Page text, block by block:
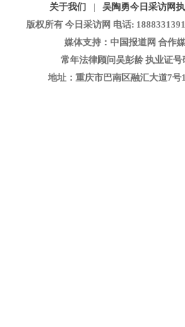
关于我们 |
吴陶勇今日采访网
版权所有 今日采访网 电话:
媒体支持：中国报道网 合作
常年法律顾问吴彭龄 执业证
地址：重庆市巴南区融汇大道7号